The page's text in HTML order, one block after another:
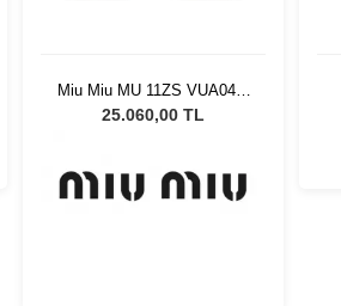
Miu Miu MU 11ZS VUA04M
51 Kadın Güneş Gözlüğü
25.060,00 TL